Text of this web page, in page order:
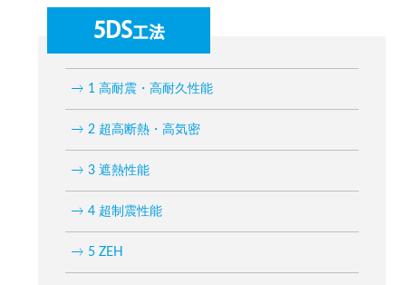
5DS工法
1 高耐震・高耐久性能
2 超高断熱・高気密
3 遮熱性能
4 超制震性能
5 ZEH